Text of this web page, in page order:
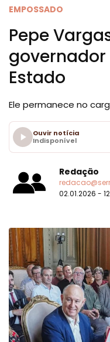
EMPOSSADO
Pepe
Estado
Ele permanece no
Ouvir notícia
Indisponível
Redação
02.01.2026 -